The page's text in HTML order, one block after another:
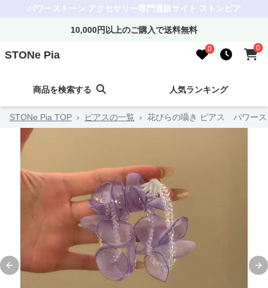
パワーストーン アクセサリー専門通販サイト ストンピア
10,000円以上のご購入で送料無料
STONe Pia 0 0
商品を検索する 人気ランキング
STONe Pia TOP › ピアスの一覧 › 花びらの囁き ピアス パワース
Previous slide